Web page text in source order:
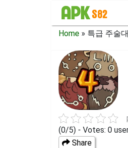
Home » 특급 주술
(0/5) - Votes: 0
Share